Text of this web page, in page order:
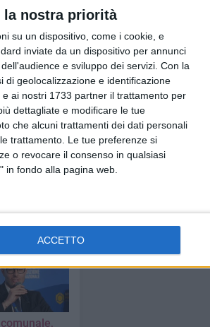
la nostra priorità
su un dispositivo, come i cookie, e
inviate da un dispositivo per annunci
e sviluppo dei servizi. Con la
di geolocalizzazione e identificazione
ai nostri 1733 partner il trattamento per
dettagliate e modificare le tue
che alcuni trattamenti dei dati personali
trattamento. Le tue preferenze si
o revocare il consenso in qualsiasi
in fondo alla pagina web.
ACCETTO
il neo
hanno